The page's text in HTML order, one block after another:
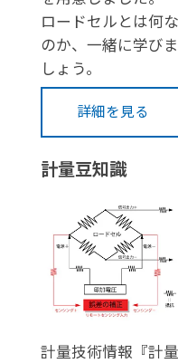
ロードセルとは何な
のか、一緒に学びま
しょう。
詳細を見る
計量豆知識
計量技術情報『計量